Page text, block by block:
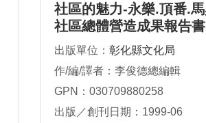
社區的魅力-永樂.頂番.
社區總體營造成果報告書
出版單位： 彰化縣文化局
作/編/譯者：李俊德總編輯
GPN：030709880258
出版／創刊日期：1999-06